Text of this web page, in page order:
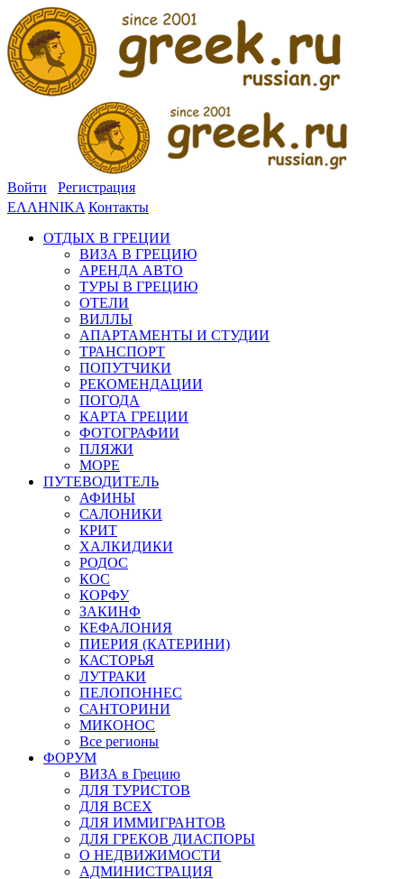
Войти
Регистрация
ΕΛΛΗΝΙΚΑ Контакты
ОТДЫХ В ГРЕЦИИ
ВИЗА В ГРЕЦИЮ
АРЕНДА АВТО
ТУРЫ В ГРЕЦИЮ
ОТЕЛИ
ВИЛЛЫ
АПАРТАМЕНТЫ И СТУДИИ
ТРАНСПОРТ
ПОПУТЧИКИ
РЕКОМЕНДАЦИИ
ПОГОДА
КАРТА ГРЕЦИИ
ФОТОГРАФИИ
ПЛЯЖИ
МОРЕ
ПУТЕВОДИТЕЛЬ
АФИНЫ
САЛОНИКИ
КРИТ
ХАЛКИДИКИ
РОДОС
КОС
КОРФУ
ЗАКИНФ
КЕФАЛОНИЯ
ПИЕРИЯ (КАТЕРИНИ)
КАСТОРЬЯ
ЛУТРАКИ
ПЕЛОПОННЕС
САНТОРИНИ
МИКОНОС
Все регионы
ФОРУМ
ВИЗА в Грецию
ДЛЯ ТУРИСТОВ
ДЛЯ ВСЕХ
ДЛЯ ИММИГРАНТОВ
ДЛЯ ГРЕКОВ ДИАСПОРЫ
О НЕДВИЖИМОСТИ
АДМИНИСТРАЦИЯ